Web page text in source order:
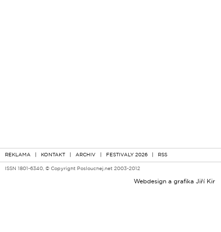
REKLAMA | KONTAKT | ARCHIV | FESTIVALY 2026 | RSS
ISSN 1801-6340, © Copyright Poslouchej.net 2003-2012
Webdesign a grafika Jiří Kir